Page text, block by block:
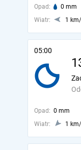
Opad: 0 mm
Wiatr:
1
05:00
Opad: 0 mm
Wiatr:
1